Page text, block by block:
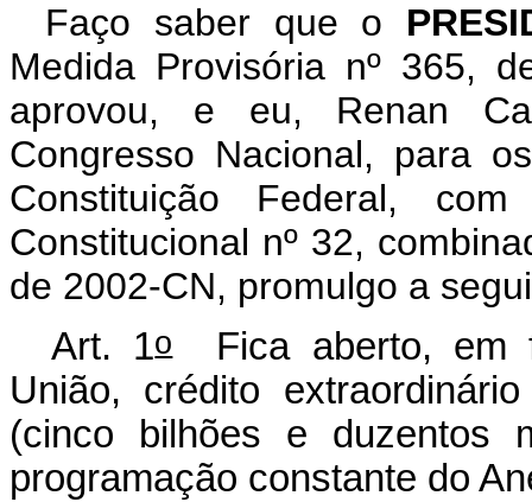
Faço saber que o
Medida Provisória nº 365,
aprovou, e eu, Renan
Congresso Nacional, para
Constituição Federal,
Constitucional nº 32,
de 2002-CN, promulgo a
Art. 1oFica aberto, em
União, crédito
(cinco bilhões e duzentos
programação constante do